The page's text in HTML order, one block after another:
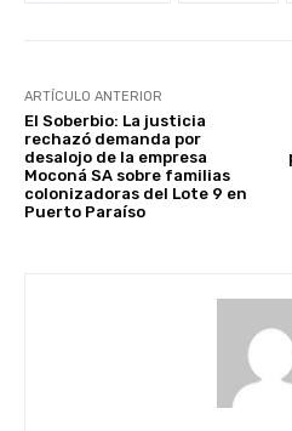
ARTÍCULO ANTERIOR
El Soberbio: La justicia
rechazó demanda por
desalojo de la empresa
Moconá SA sobre familias
colonizadoras del Lote 9 en
Puerto Paraíso